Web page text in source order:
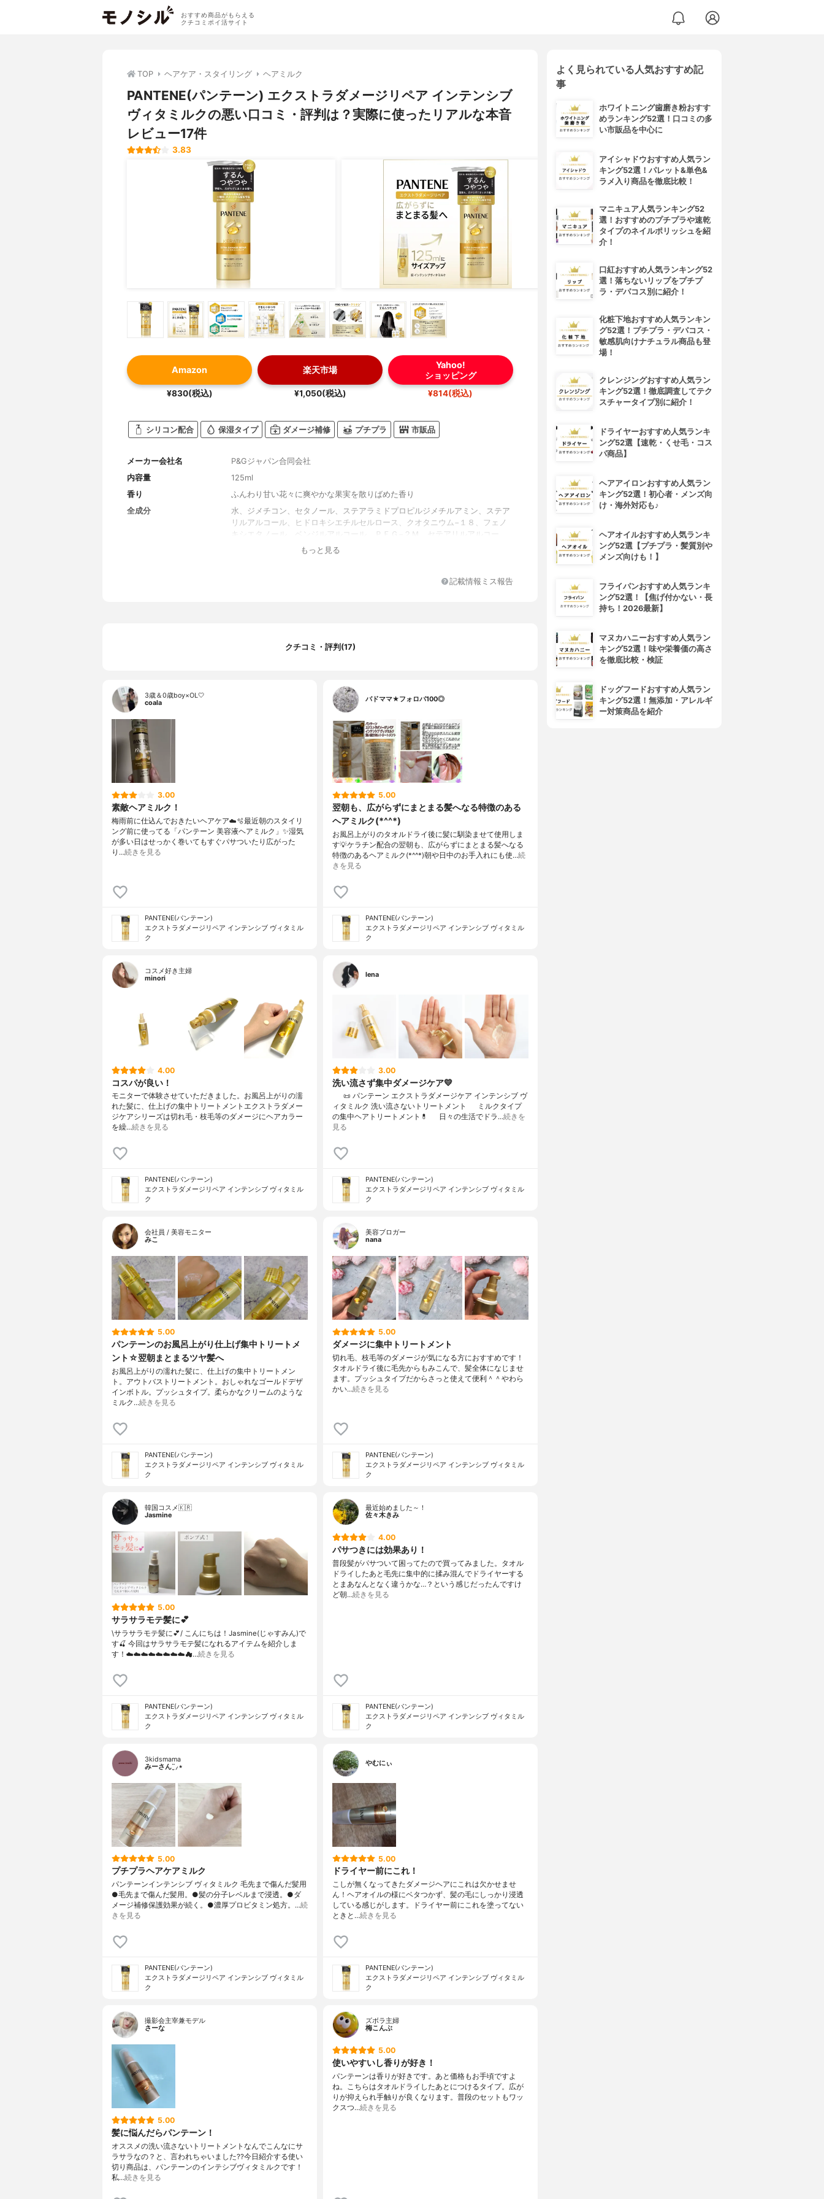
おすすめ商品がもらえる
クチコミポイ活サイト
TOP ヘアケア・スタイリング ヘアミルク
PANTENE(パンテーン) エクストラダメージリペア インテンシブ
ヴィタミルクの悪い口コミ・評判は？実際に使ったリアルな本音
レビュー17件
3.83
Amazon
¥830(税込)
楽天市場
¥1,050(税込)
Yahoo!
ショッピング
¥814(税込)
シリコン配合 保湿タイプ ダメージ補修 プチプラ 市販品
メーカー会社名
P&Gジャパン合同会社
内容量
125ml
香り
ふんわり甘い花々に爽やかな果実を散りばめた香り
全成分
水、ジメチコン、セタノール、ステアラミドプロピルジメチルアミン、ステア
リルアルコール、ヒドロキシエチルセルロース、クオタニウム−１８、フェノ
キシエタノール、ベンジルアルコール、ＰＥＧ−２Ｍ、セテアリルアルコー
ル、メチルパラベン、プロピルパラベン、オレイルアルコール、ステアリン酸
もっと見る
記載情報ミス報告
クチコミ・評判(17)
3歳＆0歳boy×OL🤍
coala
3.00
素敵ヘアミルク！
梅雨前に仕込んでおきたいヘアケア☁️🫧最近朝のスタイリ
ング前に使ってる「パンテーン 美容液ヘアミルク」✨湿気
が多い日はせっかく巻いてもすぐパサついたり広がった
り…続きを見る
PANTENE(パンテーン)
エクストラダメージリペア インテンシブ ヴィタミル
ク
バドママ★フォロバ100◎
5.00
翌朝も、広がらずにまとまる髪へなる特徴のある
ヘアミルク(*^^*)
お風呂上がりのタオルドライ後に髪に馴染ませて使用しま
す💡ケラチン配合の翌朝も、広がらずにまとまる髪へなる
特徴のあるヘアミルク(*^^*)朝や日中のお手入れにも使…続
きを見る
PANTENE(パンテーン)
エクストラダメージリペア インテンシブ ヴィタミル
ク
コスメ好き主婦
minori
4.00
コスパが良い！
モニターで体験させていただきました。お風呂上がりの濡
れた髪に、仕上げの集中トリートメントエクストラダメー
ジケアシリーズは切れ毛・枝毛等のダメージにヘアカラー
を繰…続きを見る
PANTENE(パンテーン)
エクストラダメージリペア インテンシブ ヴィタミル
ク
lena
3.00
洗い流さず集中ダメージケア💛
⠀⠀📜 パンテーン エクストラダメージケア インテンシブ ヴ
ィタミルク 洗い流さないトリートメント⠀⠀ミルクタイプ
の集中ヘアトリートメント💊⠀⠀日々の生活でドラ…続きを
見る
PANTENE(パンテーン)
エクストラダメージリペア インテンシブ ヴィタミル
ク
会社員 / 美容モニター
みこ
5.00
パンテーンのお風呂上がり仕上げ集中トリートメ
ント☆翌朝まとまるツヤ髪へ
お風呂上がりの濡れた髪に、仕上げの集中トリートメン
ト。アウトバストリートメント。おしゃれなゴールドデザ
インボトル。プッシュタイプ。柔らかなクリームのような
ミルク…続きを見る
PANTENE(パンテーン)
エクストラダメージリペア インテンシブ ヴィタミル
ク
美容ブロガー
nana
5.00
ダメージに集中トリートメント
切れ毛、枝毛等のダメージが気になる方におすすめです！
タオルドライ後に毛先からもみこんで、髪全体になじませ
ます。プッシュタイプだからさっと使えて便利＾＾やわら
かい…続きを見る
PANTENE(パンテーン)
エクストラダメージリペア インテンシブ ヴィタミル
ク
韓国コスメ🇰🇷
Jasmine
5.00
サラサラモテ髪に💕
\サラサラモテ髪に💕/ こんにちは！Jasmine(じゃすみん)で
す🍒 今回はサラサラモテ髪になれるアイテムを紹介しま
す！☁️☁️☁️☁️☁️☁️☁️☁️☁…続きを見る
PANTENE(パンテーン)
エクストラダメージリペア インテンシブ ヴィタミル
ク
最近始めました～！
佐々木きみ
4.00
パサつきには効果あり！
普段髪がパサついて困ってたので買ってみました。タオル
ドライしたあと毛先に集中的に揉み混んでドライヤーする
とまあなんとなく違うかな…？という感じだったんですけ
ど朝…続きを見る
PANTENE(パンテーン)
エクストラダメージリペア インテンシブ ヴィタミル
ク
3kidsmama
みーさん¨̮⸝⋆
5.00
プチプラヘアケアミルク
パンテーンインテンシブ ヴィタミルク 毛先まで傷んだ髪用
●毛先まで傷んだ髪用。●髪の分子レベルまで浸透。●ダ
メージ補修保護効果が続く。●濃厚プロビタミン処方。‪…続
きを見る
PANTENE(パンテーン)
エクストラダメージリペア インテンシブ ヴィタミル
ク
やむにぃ
5.00
ドライヤー前にこれ！
こしが無くなってきたダメージヘアにこれは欠かせませ
ん！ヘアオイルの様にベタつかず、髪の毛にしっかり浸透
している感じがします。ドライヤー前にこれを塗ってない
ときと…続きを見る
PANTENE(パンテーン)
エクストラダメージリペア インテンシブ ヴィタミル
ク
撮影会主宰兼モデル
さーな
5.00
髪に悩んだらパンテーン！
オススメの洗い流さないトリートメントなんでこんなにサ
ラサラなの？と、言われちゃいました??今日紹介する使い
切り商品は、パンテーンのインテシブヴィタミルクです！
私…続きを見る
ズボラ主婦
梅こんぶ
5.00
使いやすいし香りが好き！
パンテーンは香りが好きです。あと価格もお手頃ですよ
ね。こちらはタオルドライしたあとにつけるタイプ。広が
りが抑えられ手触りが良くなります。普段のセットもワッ
クスつ…続きを見る
よく見られている人気おすすめ記
事
ホワイトニング歯磨き粉おすす
めランキング52選！口コミの多
い市販品を中心に
アイシャドウおすすめ人気ラン
キング52選！パレット&単色&
ラメ入り商品を徹底比較！
マニキュア人気ランキング52
選！おすすめのプチプラや速乾
タイプのネイルポリッシュを紹
介！
口紅おすすめ人気ランキング52
選！落ちないリップをプチプ
ラ・デパコス別に紹介！
化粧下地おすすめ人気ランキン
グ52選！プチプラ・デパコス・
敏感肌向けナチュラル商品も登
場！
クレンジングおすすめ人気ラン
キング52選！徹底調査してテク
スチャータイプ別に紹介！
ドライヤーおすすめ人気ランキ
ング52選【速乾・くせ毛・コス
パ商品】
ヘアアイロンおすすめ人気ラン
キング52選！初心者・メンズ向
け・海外対応も♪
ヘアオイルおすすめ人気ランキ
ング52選【プチプラ・髪質別や
メンズ向けも！】
フライパンおすすめ人気ランキ
ング52選！【焦げ付かない・長
持ち！2026最新】
マヌカハニーおすすめ人気ラン
キング52選！味や栄養価の高さ
を徹底比較・検証
ドッグフードおすすめ人気ラン
キング52選！無添加・アレルギ
ー対策商品を紹介